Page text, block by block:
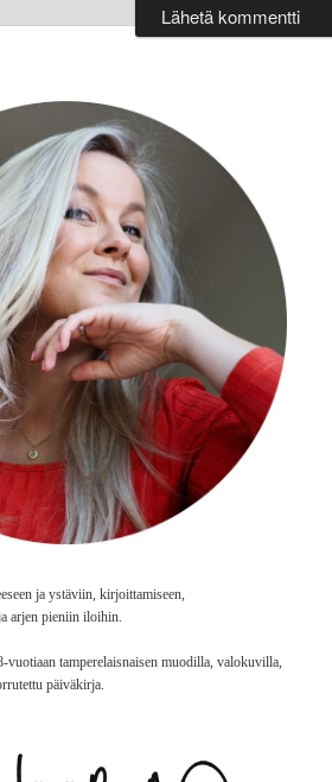
ja ystäviin, kirjoittamiseen,
arjen pieniin iloihin.
tamperelaisnaisen muodilla, valokuvilla,
päiväkirja.